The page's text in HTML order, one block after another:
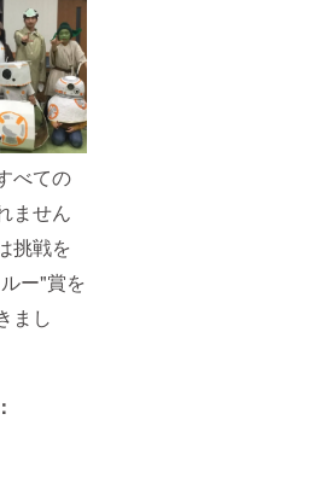
べての
ません
挑戦を
ー"賞を
まし